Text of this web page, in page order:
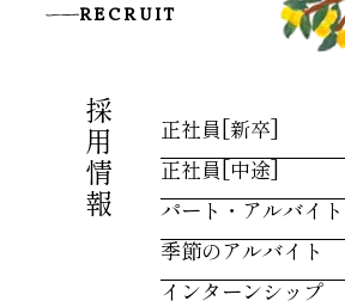
RECRUIT
採用情報
正社員[新卒]
正社員[中途]
パート・アルバイト
季節のアルバイト
インターンシップ